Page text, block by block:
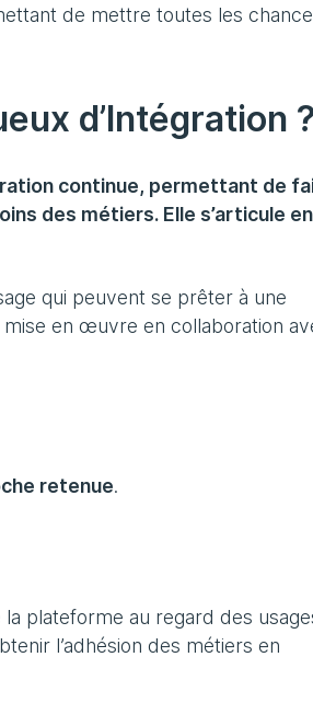
de mettre toutes les
d’Intégration
continue, permettant de
des métiers. Elle s’articule en
qui peuvent se prêter à une
en œuvre en collaboration
retenue.
plateforme au regard des
l’adhésion des métiers en